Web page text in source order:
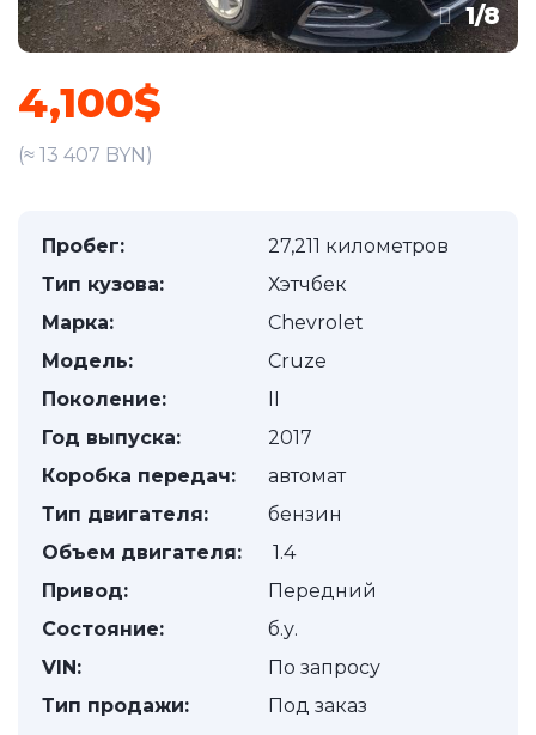
1/8
4,100$
(≈ 13 407 BYN)
Пробег:
27,211 километров
Тип кузова:
Хэтчбек
Марка:
Chevrolet
Модель:
Cruze
Поколение:
II
Год выпуска:
2017
Коробка передач:
автомат
Тип двигателя:
бензин
Объем двигателя:
1.4
Привод:
Передний
Состояние:
б.у.
VIN:
По запросу
Тип продажи:
Под заказ